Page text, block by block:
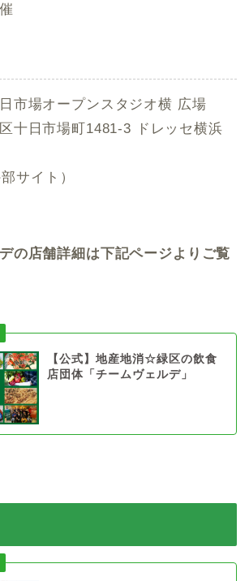
市場オープンスタジオ横 広場
十日市場町1481-3 ドレッセ横浜
部サイト）
の店舗詳細は下記ページよりご覧
【公式】地産地消☆緑区の飲食
店団体「チームヴェルデ」